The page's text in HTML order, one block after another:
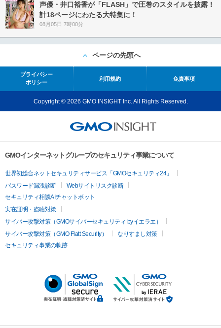
声優・井口裕香が「FLASH」で圧巻のスタイルを披露！
計18ページにわたる大特集に！
08月05日 7時00分
ページの先頭へ
プライバシー
ポリシー
利用規約 免責事項
Copyright © 2026 GMO INSIGHT Inc. All Rights Reserved.
GMOインターネットグループのセキュリティ事業について
世界初総合ネットセキュリティサービス「GMOセキュリティ24」
パスワード漏洩診断
Webサイトリスク診断
セキュリティ相談AIチャットボット
実在証明・盗聴対策
サイバー攻撃対策（GMOサイバーセキュリティ byイエラエ）
サイバー攻撃対策（GMO Flatt Security）
なりすまし対策
セキュリティ事業の軌跡